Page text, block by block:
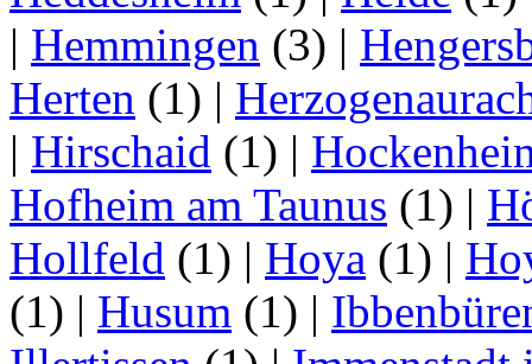
| Hemmingen (3) |
Herten (1) |
| Hirschaid (1) |
Hofheim am Taunus (1) |
Hollfeld (1) | Hoya (1) |
(1) | Husum (1) |